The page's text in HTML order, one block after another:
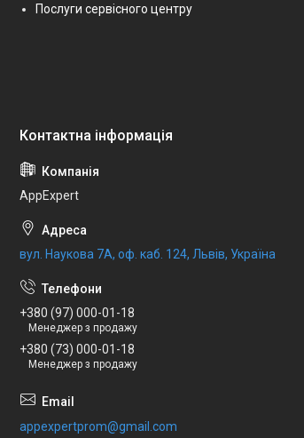
Послуги сервісного центру
AppExpert
вул. Наукова 7А, оф. каб. 124, Львів, Україна
+380 (97) 000-01-18
Менеджер з продажу
+380 (73) 000-01-18
Менеджер з продажу
appexpertprom@gmail.com